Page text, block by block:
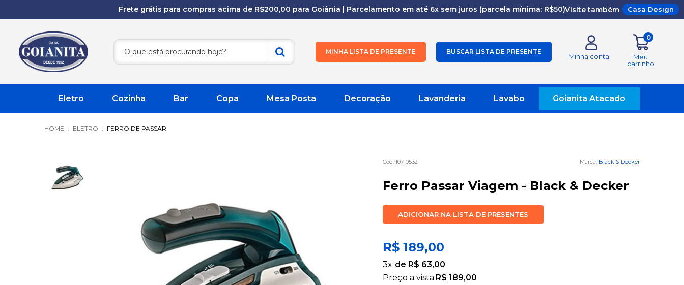
Frete grátis para compras acima de R$200,00 para Goiânia | Parcelamento em até 6x sem juros (parcela mínima: R$50)Visite também Casa Design
MINHA LISTA DE PRESENTE BUSCAR LISTA DE PRESENTE
Minha conta
0
Meu
carrinho
Eletro Cozinha Bar Copa Mesa Posta Decoração Lavanderia Lavabo Goianita Atacado
ELETRO FERRO DE PASSAR
10710532 Black & Decker
Ferro Passar Viagem - Black & Decker
ADICIONAR NA LISTA DE PRESENTES
R$ 189,00
3x
R$ 63,00
Preço a vista:R$ 189,00